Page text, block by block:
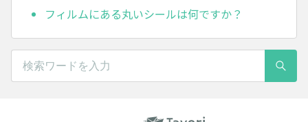
フィルムにある丸いシールは何ですか？